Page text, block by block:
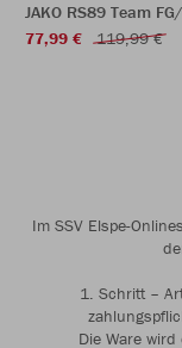
JAKO RS89 Team
77,99 €
119,99 €
Im SSV Elspe-
1. Schritt –
Die Ware